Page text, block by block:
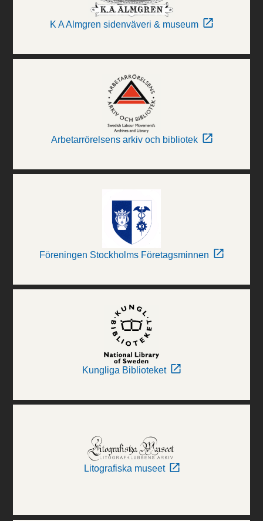
K A Almgren sidenväveri & museum
Arbetarrörelsens arkiv och bibliotek
Föreningen Stockholms Företagsminnen
Kungliga Biblioteket
Litografiska museet